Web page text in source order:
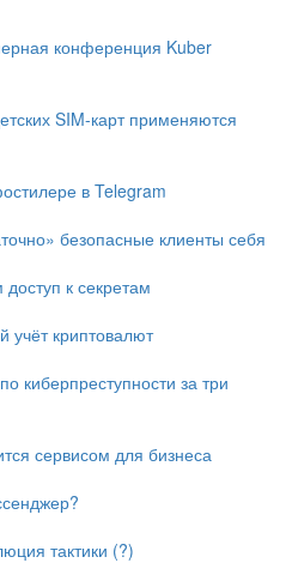
конференция Kuber
SIM-карт применяются
в Telegram
безопасные клиенты себя
к секретам
учёт криптовалют
киберпреступности за три
сервисом для бизнеса
тактики (?)